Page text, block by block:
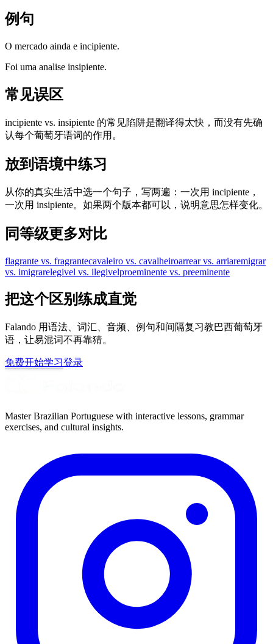
例句
O mercado ainda e incipiente.
Foi uma analise insipiente.
常见误区
incipiente vs. insipiente 的常见陷阱是翻译得太快，而没有先确
认每个葡萄牙语词的作用。
放到语境中练习
从你的真实生活中选一个句子，写两遍：一次用 incipiente，
一次用 insipiente。如果两个版本都可以，说明意思怎样变化。
同等级更多对比
flagrante vs. fragrantecavaleiro vs. cavalheiroarrear vs. arriaremigrar
vs. imigrarelegivel vs. ilegivelproeminente vs. preeminente
把这个区别练成直觉
Falando 用语法、词汇、音频、例句和间隔复习教巴西葡萄牙
语，让易混词不再靠猜。
免费开始学习登录
Master Brazilian Portuguese with interactive lessons, grammar
exercises, and cultural insights.